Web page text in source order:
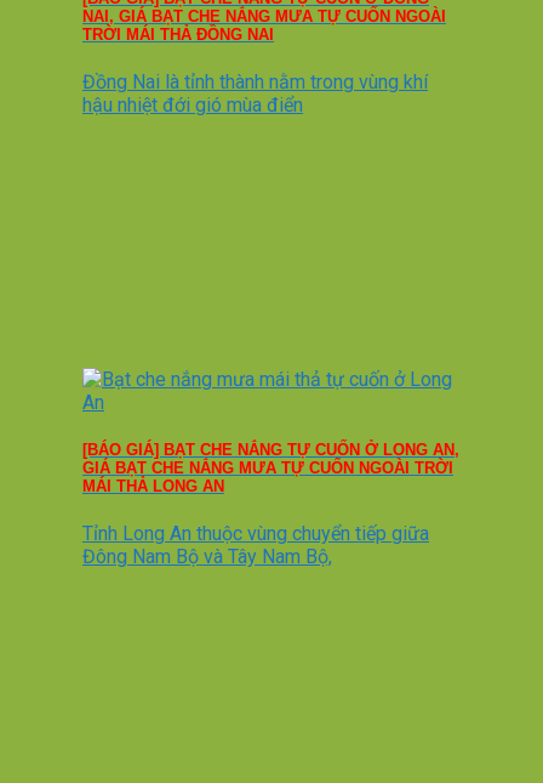
NAI, GIÁ BẠT CHE NẮNG MƯA TỰ CUỐN NGOÀI
TRỜI MÁI THẢ ĐỒNG NAI
Đồng Nai là tỉnh thành nằm trong vùng khí
hậu nhiệt đới gió mùa điển
[BÁO GIÁ] BẠT CHE NẮNG TỰ CUỐN Ở LONG AN,
GIÁ BẠT CHE NẮNG MƯA TỰ CUỐN NGOÀI TRỜI
MÁI THẢ LONG AN
Tỉnh Long An thuộc vùng chuyển tiếp giữa
Đông Nam Bộ và Tây Nam Bộ,